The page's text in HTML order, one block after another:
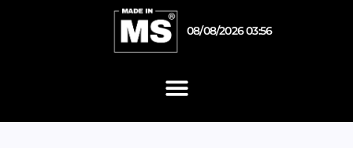
08/08/2026 03:56